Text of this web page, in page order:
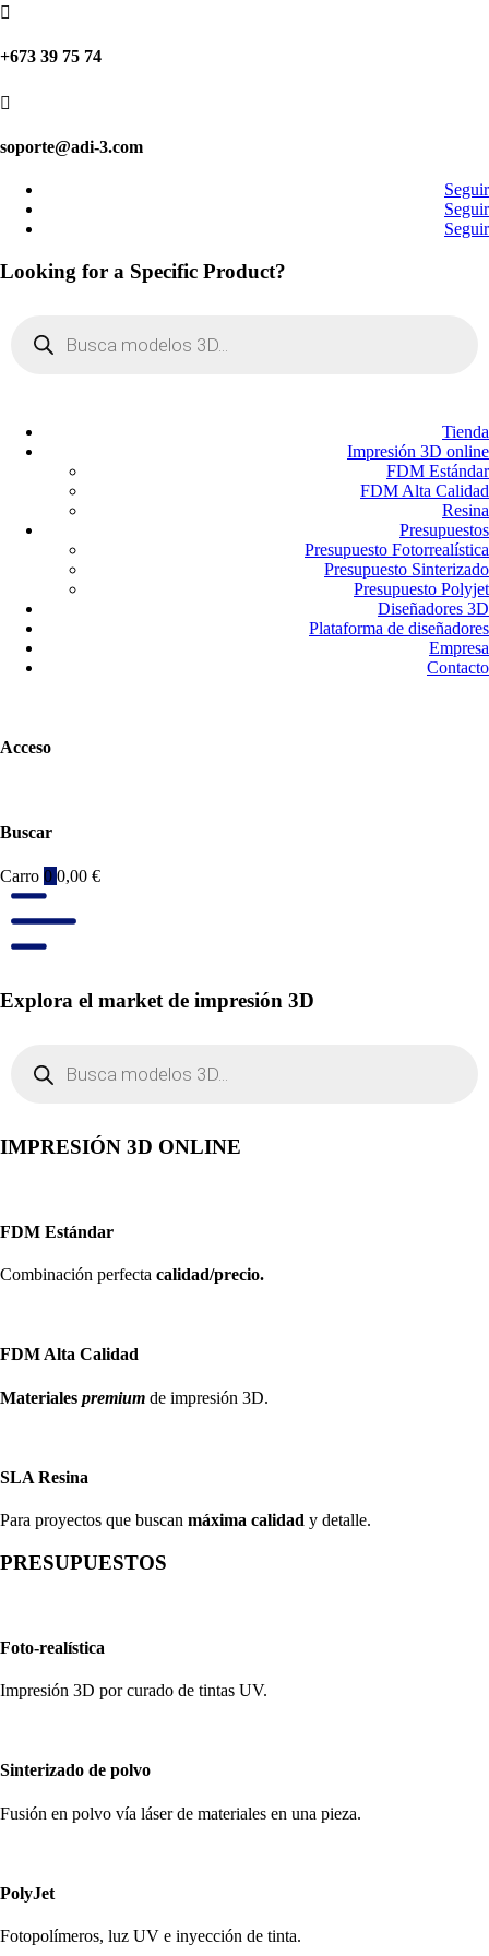

+673 39 75 74

soporte@adi-3.com
Seguir
Seguir
Seguir
Looking for a Specific Product?
productos
Tienda
Impresión 3D online
FDM Estándar
FDM Alta Calidad
Resina
Presupuestos
Presupuesto Fotorrealística
Presupuesto Sinterizado
Presupuesto Polyjet
Diseñadores 3D
Plataforma de diseñadores
Empresa
Contacto
Acceso
Buscar
Carro 0 0,00 €
Explora el market de impresión 3D
productos
IMPRESIÓN 3D ONLINE
FDM Estándar
Combinación perfecta calidad/precio.
FDM Alta Calidad
Materiales premium de impresión 3D.
SLA Resina
Para proyectos que buscan máxima calidad y detalle.
PRESUPUESTOS
Foto-realística
Impresión 3D por curado de tintas UV.
Sinterizado de polvo
Fusión en polvo vía láser de materiales en una pieza.
PolyJet
Fotopolímeros, luz UV e inyección de tinta.